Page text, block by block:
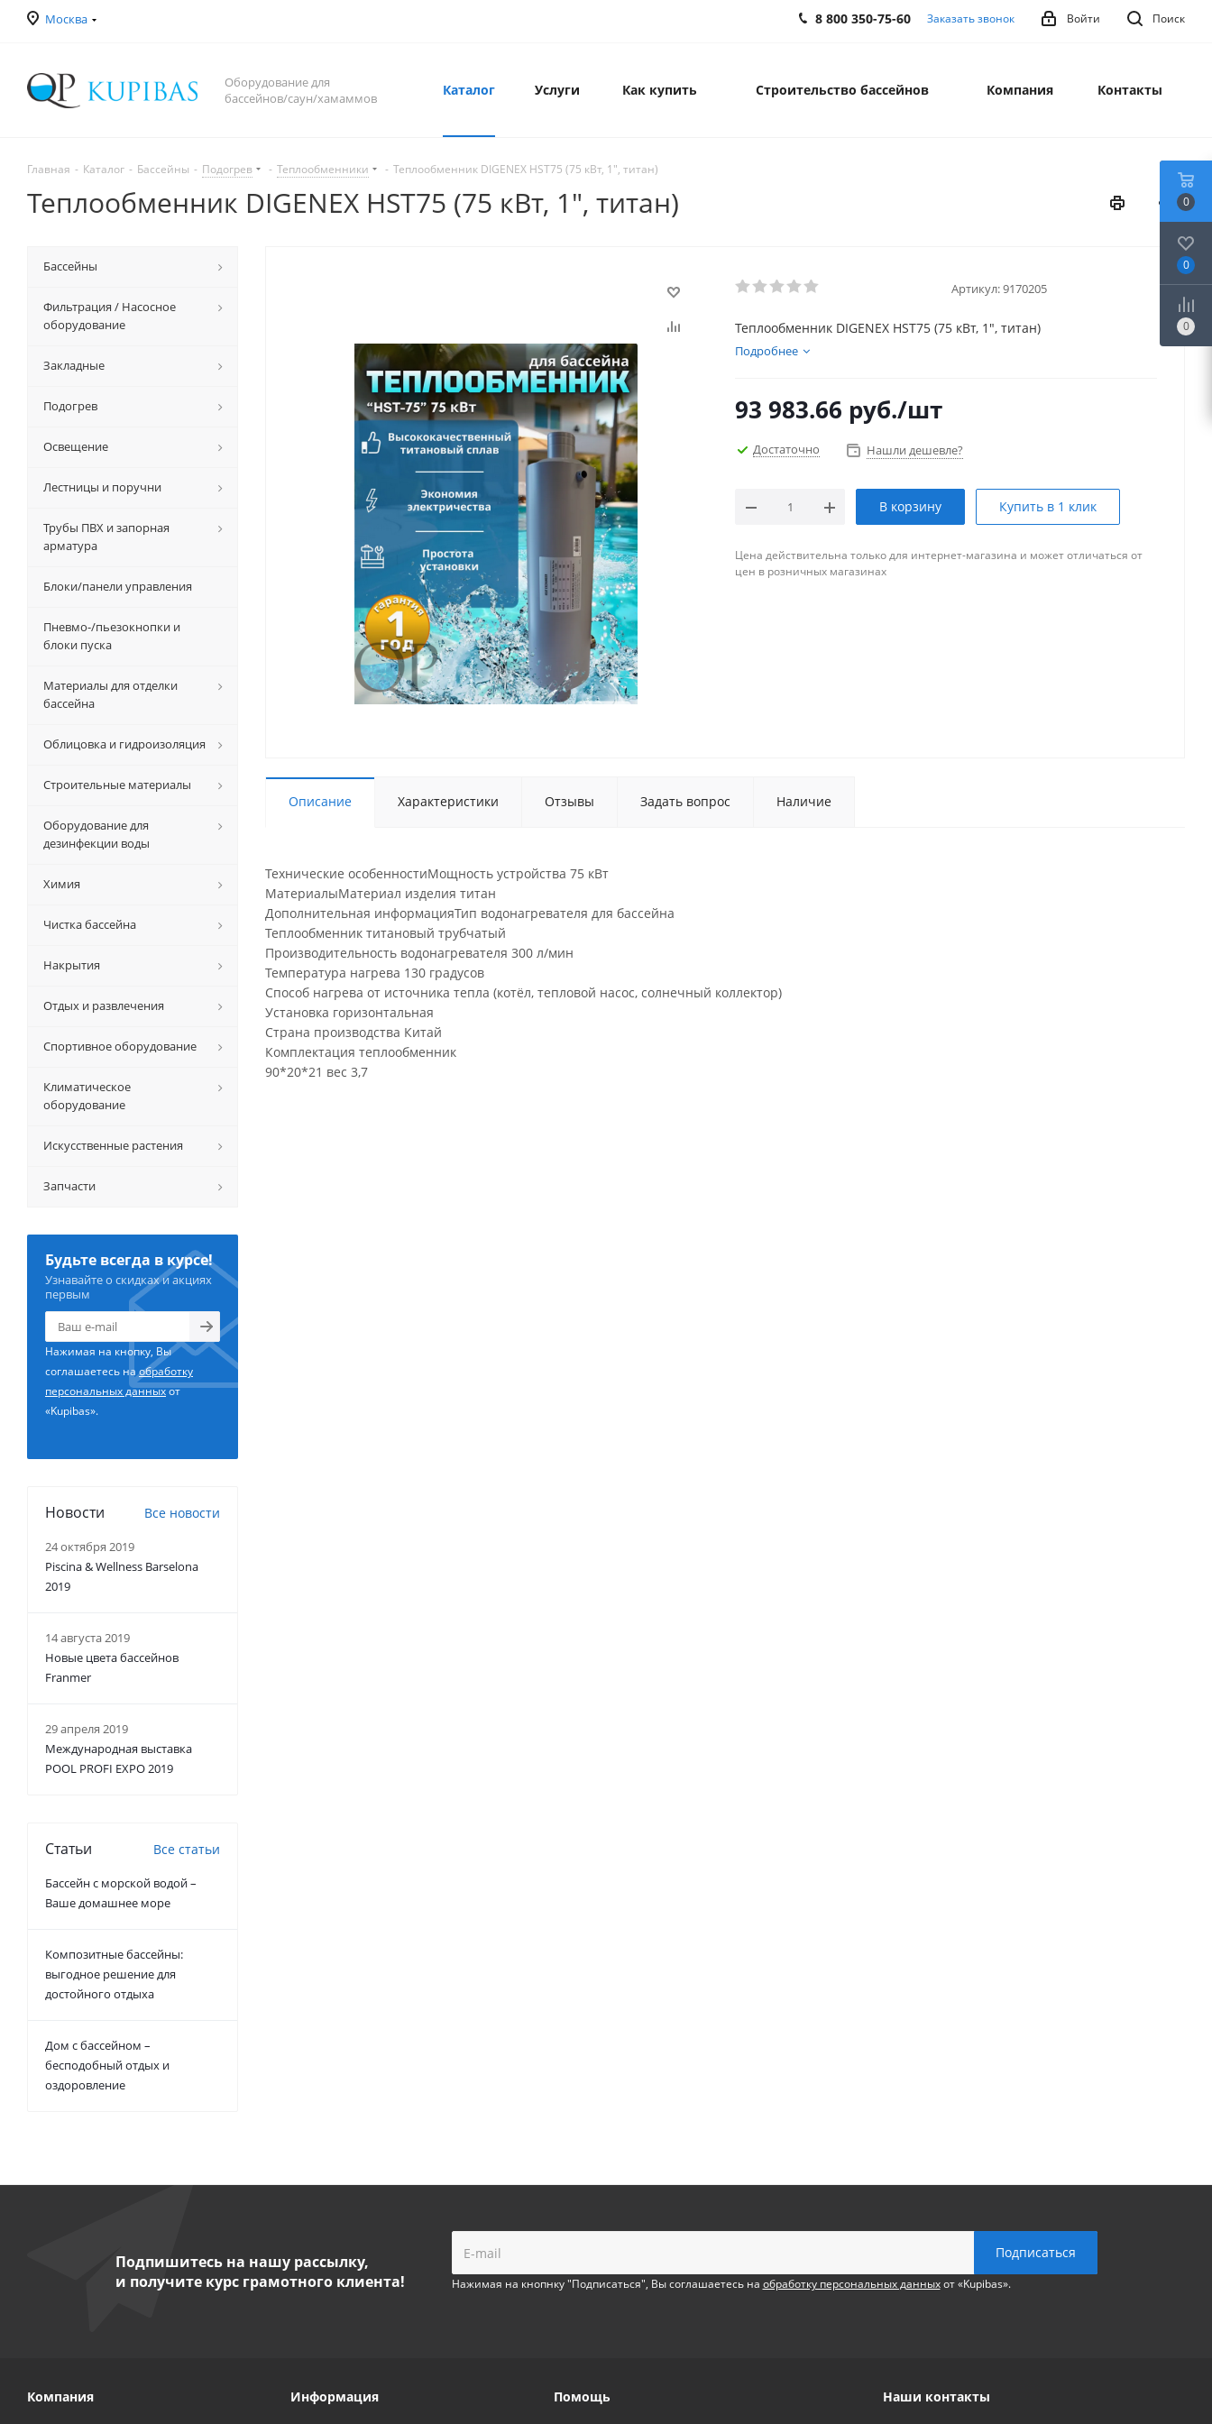
Москва Поиск
Войти
8 800 350-75-60 Заказать звонок
Оборудование для
бассейнов/саун/хамаммов
Каталог Услуги Как купить Строительство бассейнов Компания Контакты
Главная - Каталог - Бассейны - Подогрев - Теплообменники - Теплообменник DIGENEX HST75 (75 кВт, 1", титан)
Теплообменник DIGENEX HST75 (75 кВт, 1", титан)
Артикул:9170205
Теплообменник DIGENEX HST75 (75 кВт, 1", титан)
Подробнее
93 983.66 руб./шт
Достаточно Нашли дешевле?
В корзину Купить в 1 клик
Цена действительна только для интернет-магазина и может отличаться от
цен в розничных магазинах
Описание Характеристики Отзывы Задать вопрос Наличие
Технические особенностиМощность устройства 75 кВт
МатериалыМатериал изделия титан
Дополнительная информацияТип водонагревателя для бассейна
Теплообменник титановый трубчатый
Производительность водонагревателя 300 л/мин
Температура нагрева 130 градусов
Способ нагрева от источника тепла (котёл, тепловой насос, солнечный коллектор)
Установка горизонтальная
Страна производства Китай
Комплектация теплообменник
90*20*21 вес 3,7
Бассейны
Фильтрация / Насосное
оборудование
Закладные
Подогрев
Освещение
Лестницы и поручни
Трубы ПВХ и запорная
арматура
Блоки/панели управления
Пневмо-/пьезокнопки и
блоки пуска
Материалы для отделки
бассейна
Облицовка и гидроизоляция
Строительные материалы
Оборудование для
дезинфекции воды
Химия
Чистка бассейна
Накрытия
Отдых и развлечения
Спортивное оборудование
Климатическое
оборудование
Искусственные растения
Запчасти
Будьте всегда в курсе!
Узнавайте о скидках и акциях
первым
Нажимая на кнопку, Вы
соглашаетесь наобработку
персональных данныхот
«Kupibas».
Новости Все новости
24 октября 2019
Piscina & Wellness Barselona
2019
14 августа 2019
Новые цвета бассейнов
Franmer
29 апреля 2019
Международная выставка
POOL PROFI EXPO 2019
Статьи Все статьи
Бассейн с морской водой –
Ваше домашнее море
Композитные бассейны:
выгодное решение для
достойного отдыха
Дом с бассейном –
бесподобный отдых и
оздоровление
Подпишитесь на нашу рассылку,
и получите курс грамотного клиента!
Нажимая на кнопнку "Подписаться", Вы соглашаетесь на обработку персональных данныхот «Kupibas».
Компания Информация Помощь Наши контакты
0
0
0